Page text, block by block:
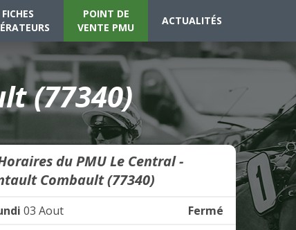
FICHES
POINT DE
VENTE PMU
ACTUALITÉS
(77340)
du PMU Le Central -
Combault (77340)
03 Aout
Fermé